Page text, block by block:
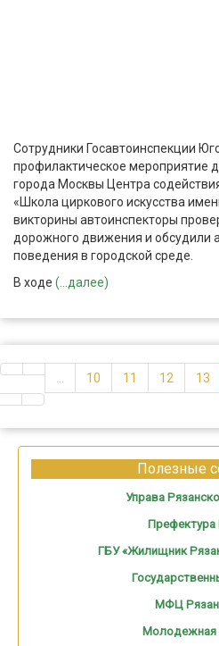
Сотрудники Госавтоинспекции
профилактическое мероприятие
города Москвы Центра
«Школа циркового искусства
викторины автоинспекторы
дорожного движения и обсудили
поведения в городской среде.
В ходе (...далее)
10 11 12 13
Полезные
Управа
ГБУ «Жилищник
МФЦ
Молодежная